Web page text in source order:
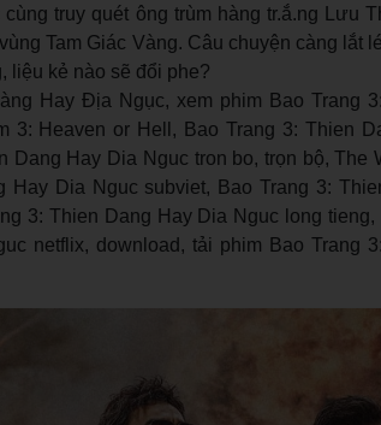
truy quét ông trùm hàng tr.ắ.ng Lưu
Tam Giác Vàng. Câu chuyện càng lắt
liệu kẻ nào sẽ đổi phe?
Hay Địa Ngục, xem phim Bao Trang
3: Heaven or Hell, Bao Trang 3: Thien
Dang Hay Dia Nguc tron bo, trọn bộ, The
Hay Dia Nguc subviet, Bao Trang 3:
3: Thien Dang Hay Dia Nguc long
netflix, download, tải phim Bao Trang